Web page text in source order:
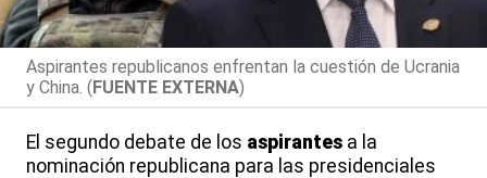
Aspirantes republicanos enfrentan la cuestión de Ucrania
y China. (FUENTE EXTERNA)
El segundo debate de los aspirantes a la
nominación republicana para las presidenciales